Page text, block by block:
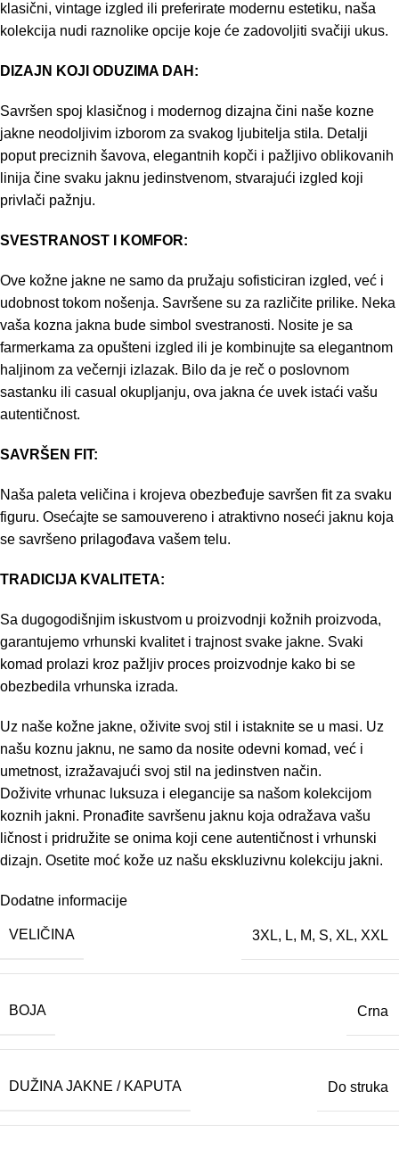
klasični, vintage izgled ili preferirate modernu estetiku, naša
kolekcija nudi raznolike opcije koje će zadovoljiti svačiji ukus.
DIZAJN KOJI ODUZIMA DAH:
Savršen spoj klasičnog i modernog dizajna čini naše kozne
jakne neodoljivim izborom za svakog ljubitelja stila. Detalji
poput preciznih šavova, elegantnih kopči i pažljivo oblikovanih
linija čine svaku jaknu jedinstvenom, stvarajući izgled koji
privlači pažnju.
SVESTRANOST I KOMFOR:
Ove kožne jakne ne samo da pružaju sofisticiran izgled, već i
udobnost tokom nošenja. Savršene su za različite prilike. Neka
vaša kozna jakna bude simbol svestranosti. Nosite je sa
farmerkama za opušteni izgled ili je kombinujte sa elegantnom
haljinom za večernji izlazak. Bilo da je reč o poslovnom
sastanku ili casual okupljanju, ova jakna će uvek istaći vašu
autentičnost.
SAVRŠEN FIT:
Naša paleta veličina i krojeva obezbeđuje savršen fit za svaku
figuru. Osećajte se samouvereno i atraktivno noseći jaknu koja
se savršeno prilagođava vašem telu.
TRADICIJA KVALITETA:
Sa dugogodišnjim iskustvom u proizvodnji kožnih proizvoda,
garantujemo vrhunski kvalitet i trajnost svake jakne. Svaki
komad prolazi kroz pažljiv proces proizvodnje kako bi se
obezbedila vrhunska izrada.
Uz naše kožne jakne, oživite svoj stil i istaknite se u masi. Uz
našu koznu jaknu, ne samo da nosite odevni komad, već i
umetnost, izražavajući svoj stil na jedinstven način.
Doživite vrhunac luksuza i elegancije sa našom kolekcijom
koznih jakni. Pronađite savršenu jaknu koja odražava vašu
ličnost i pridružite se onima koji cene autentičnost i vrhunski
dizajn. Osetite moć kože uz našu ekskluzivnu kolekciju jakni.
Dodatne informacije
VELIČINA 3XL, L, M, S, XL, XXL
BOJA Crna
DUŽINA JAKNE / KAPUTA Do struka